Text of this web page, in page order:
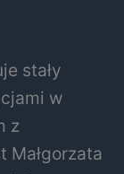
stały
w
z